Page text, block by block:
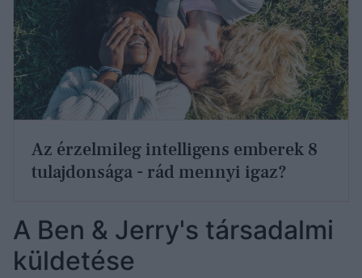
Az érzelmileg intelligens emberek 8
tulajdonsága - rád mennyi igaz?
A Ben & Jerry's társadalmi
küldetése